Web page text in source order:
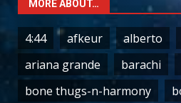
MORE ABOUT…
4:44 afkeur alberto
ariana grande
barachi
bone thugs-n-harmony